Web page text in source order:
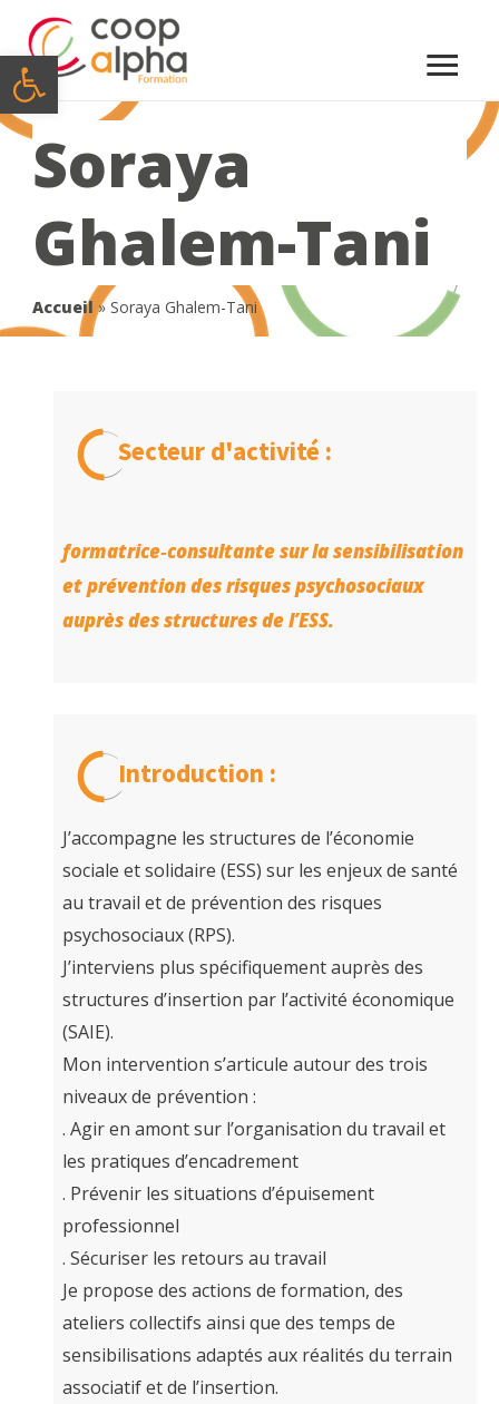
Ouvrir la barre d’outils
Menu
Soraya
Ghalem-Tani
Accueil » Soraya Ghalem-Tani
Secteur d'activité :
formatrice‑consultante sur la sensibilisation
et prévention des risques psychosociaux
auprès des structures de l’ESS.
Introduction :
J’accompagne les structures de l’économie
sociale et solidaire (ESS) sur les enjeux de santé
au travail et de prévention des risques
psychosociaux (RPS).
J’interviens plus spécifiquement auprès des
structures d’insertion par l’activité économique
(SAIE).
Mon intervention s’articule autour des trois
niveaux de prévention :
. Agir en amont sur l’organisation du travail et
les pratiques d’encadrement
. Prévenir les situations d’épuisement
professionnel
. Sécuriser les retours au travail
Je propose des actions de formation, des
ateliers collectifs ainsi que des temps de
sensibilisations adaptés aux réalités du terrain
associatif et de l’insertion.